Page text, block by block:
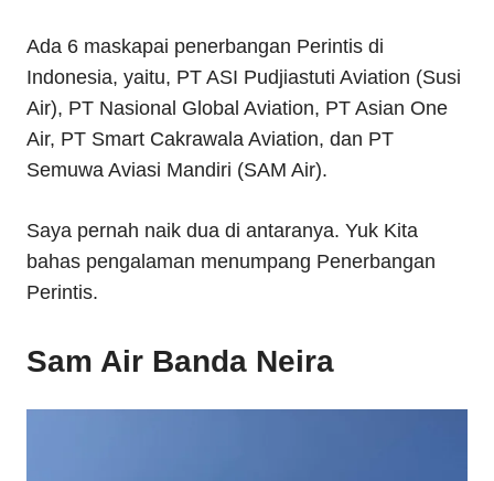
Ada 6 maskapai penerbangan Perintis di
Indonesia, yaitu, PT ASI Pudjiastuti Aviation (Susi
Air), PT Nasional Global Aviation, PT Asian One
Air, PT Smart Cakrawala Aviation, dan PT
Semuwa Aviasi Mandiri (SAM Air).
Saya pernah naik dua di antaranya. Yuk Kita
bahas pengalaman menumpang Penerbangan
Perintis.
Sam Air Banda Neira